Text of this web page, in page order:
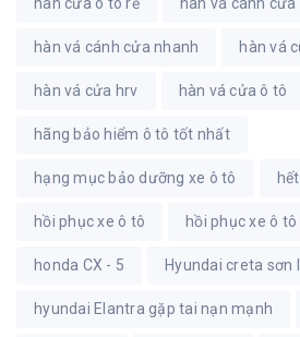
hàn vá cánh cửa nhanh hàn vá
hàn vá cửa hrv hàn vá cửa ô tô
hãng bảo hiểm ô tô tốt nhất
hạng mục bảo dưỡng xe ô tô
hồi phục xe ô tô hồi phục xe ô
honda CX - 5 Hyundai creta sơn
hyundai Elantra gặp tai nạn mạnh